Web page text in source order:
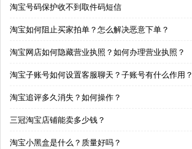
淘宝号码保护收不到取件码短信
淘宝如何阻止买家拍单？怎么解决恶意下单？
淘宝网店如何隐藏营业执照？如何办理营业执照？
淘宝子账号如何设置客服聊天？子账号有什么作用？
淘宝追评多久消失？如何操作？
三冠淘宝店铺能卖多少钱？
淘宝小黑盒是什么？质量好吗？